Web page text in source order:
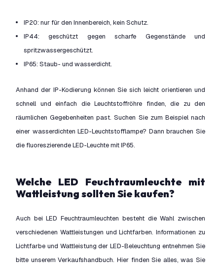
IP20: nur für den Innenbereich, kein Schutz.
IP44: geschützt gegen scharfe Gegenstände und
spritzwassergeschützt.
IP65: Staub- und wasserdicht.
Anhand der IP-Kodierung können Sie sich leicht orientieren und
schnell und einfach die Leuchtstoffröhre finden, die zu den
räumlichen Gegebenheiten past. Suchen Sie zum Beispiel nach
einer wasserdichten LED-Leuchtstofflampe? Dann brauchen Sie
die fluoreszierende LED-Leuchte mit IP65.
Welche LED Feuchtraumleuchte mit
Wattleistung sollten Sie kaufen?
Auch bei LED Feuchtraumleuchten besteht die Wahl zwischen
verschiedenen Wattleistungen und Lichtfarben. Informationen zu
Lichtfarbe und Wattleistung der LED-Beleuchtung entnehmen Sie
bitte unserem Verkaufshandbuch. Hier finden Sie alles, was Sie